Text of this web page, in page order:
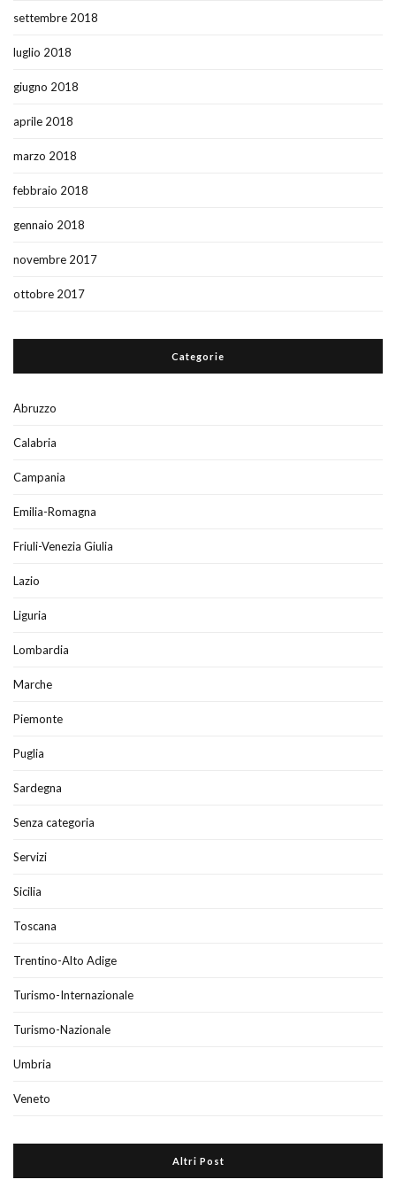
settembre 2018
luglio 2018
giugno 2018
aprile 2018
marzo 2018
febbraio 2018
gennaio 2018
novembre 2017
ottobre 2017
Categorie
Abruzzo
Calabria
Campania
Emilia-Romagna
Friuli-Venezia Giulia
Lazio
Liguria
Lombardia
Marche
Piemonte
Puglia
Sardegna
Senza categoria
Servizi
Sicilia
Toscana
Trentino-Alto Adige
Turismo-Internazionale
Turismo-Nazionale
Umbria
Veneto
Altri Post